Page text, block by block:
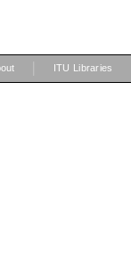
ITU Libraries